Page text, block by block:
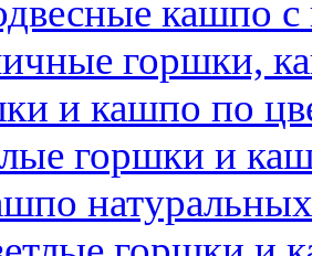
кашпо с
горшки,
и кашпо по
горшки и